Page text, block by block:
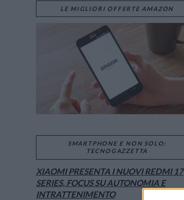
LE MIGLIORI OFFERTE AMAZON
SMARTPHONE E NON SOLO:
TECNOGAZZETTA
XIAOMI PRESENTA I NUOVI REDMI 17
SERIES, FOCUS SU AUTONOMIA E
INTRATTENIMENTO